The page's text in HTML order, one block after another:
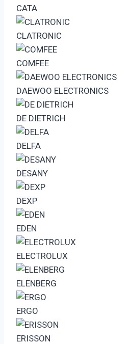
CATA
CLATRONIC
COMFEE
DAEWOO ELECTRONICS
DE DIETRICH
DELFA
DESANY
DEXP
EDEN
ELECTROLUX
ELENBERG
ERGO
ERISSON